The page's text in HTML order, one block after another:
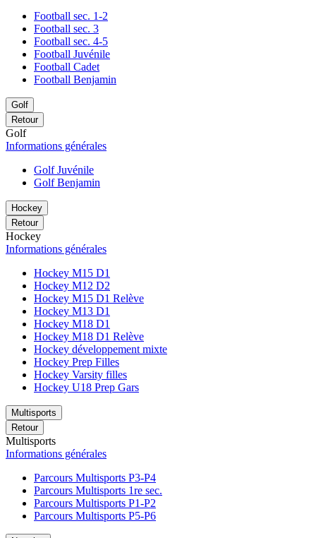
Football sec. 1-2
Football sec. 3
Football sec. 4-5
Football Juvénile
Football Cadet
Football Benjamin
Golf
Retour
Golf
Informations générales
Golf Juvénile
Golf Benjamin
Hockey
Retour
Hockey
Informations générales
Hockey M15 D1
Hockey M12 D2
Hockey M15 D1 Relève
Hockey M13 D1
Hockey M18 D1
Hockey M18 D1 Relève
Hockey développement mixte
Hockey Prep Filles
Hockey Varsity filles
Hockey U18 Prep Gars
Multisports
Retour
Multisports
Informations générales
Parcours Multisports P3-P4
Parcours Multisports 1re sec.
Parcours Multisports P1-P2
Parcours Multisports P5-P6